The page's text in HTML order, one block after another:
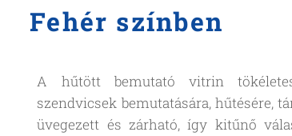
Fehér színben
A hűtött bemutató vitrin
szendvicsek bemutatására, hűtésére,
üvegezett és zárható, így kitűnő